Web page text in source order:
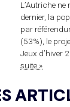
L’Autriche
dernier, la
par
(53%), le
Jeux d’hiver
suite »